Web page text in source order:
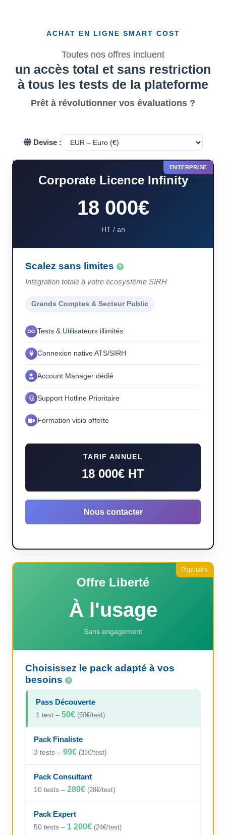
ACHAT EN LIGNE SMART COST
Toutes nos offres incluent
un accès total et sans restriction
à tous les tests de la plateforme
Prêt à révolutionner vos évaluations ?
Devise :
Corporate Licence Infinity
18 000€
HT / an
Scalez sans limites
Intégration totale à votre écosystème SIRH
Grands Comptes & Secteur Public
Tests & Utilisateurs illimités
Connexion native ATS/SIRH
Account Manager dédié
Support Hotline Prioritaire
Formation visio offerte
TARIF ANNUEL
18 000€ HT
Nous contacter
Offre Liberté
À l'usage
Sans engagement
Choisissez le pack adapté à vos
besoins
Pass Découverte
1 test – 50€ (50€/test)
Pack Finaliste
3 tests – 99€ (33€/test)
Pack Consultant
10 tests – 280€ (28€/test)
Pack Expert
50 tests – 1 200€ (24€/test)